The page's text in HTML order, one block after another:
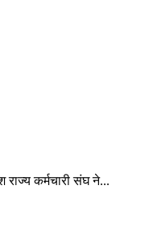
राज्य कर्मचारी संघ ने...